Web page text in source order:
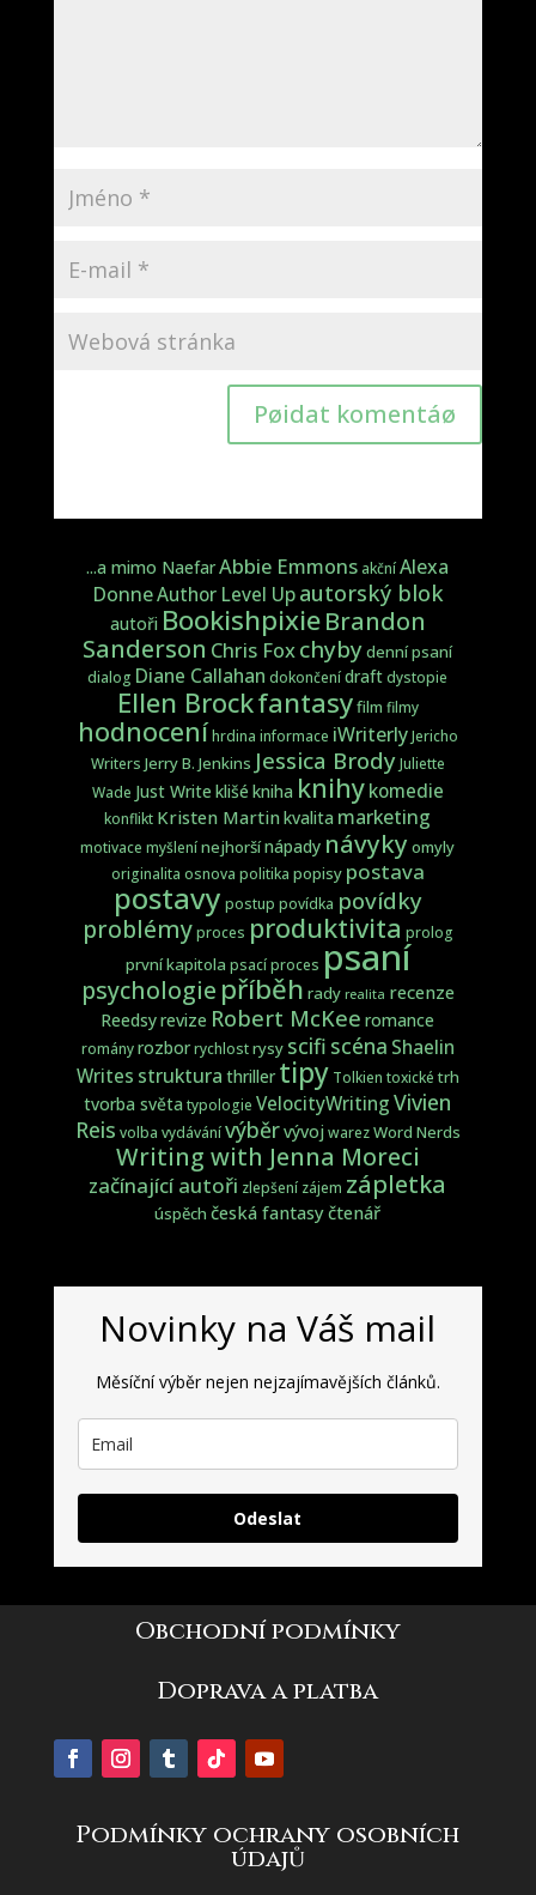
Pøidat komentáø
...a mimo NaefarAbbie Emmons akční Alexa
DonneAuthor Level Upautorský blok
autoři BookishpixieBrandon
Sanderson Chris Foxchybydenní psaní
dialog Diane Callahan dokončení draft dystopie
Ellen Brockfantasyfilm filmy
hodnoceníhrdina informace iWriterlyJericho
Writers Jerry B. Jenkins Jessica BrodyJuliette
Wade Just Write klišé kniha knihykomedie
konflikt Kristen Martinkvalita marketing
motivace myšlení nejhoršínápady návyky omyly
originalita osnova politika popisy postava
postavy postup povídka povídky
problémyproces produktivita prolog
první kapitola psací proces psaní
psychologie příběh rady realita recenze
Reedsyrevize Robert McKee romance
rományrozborrychlostrysy scifi scéna Shaelin
Writes struktura thriller tipy Tolkien toxické trh
tvorba světa typologie VelocityWriting Vivien
Reis volba vydávánívýběrvývoj warezWord Nerds
Writing with Jenna Moreci
začínající autoři zlepšení zájem zápletka
úspěch česká fantasyčtenář
Novinky na Váš mail
Měsíční výběr nejen nejzajímavějších článků.
Odeslat
Obchodní podmínky
Doprava a platba
Podmínky ochrany osobních
údajů